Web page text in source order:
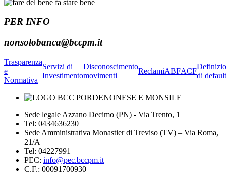
PER INFO
nonsolobanca@bccpm.it
Trasparenza
e
Normativa
Servizi di
Investimento
Disconoscimento
movimenti
ReclamiABFACF
di default
Sede legale Azzano Decimo (PN) - Via Trento, 1
Tel: 0434636230
Sede Amministrativa Monastier di Treviso (TV) – Via Roma,
21/A
Tel: 04227991
PEC: info@pec.bccpm.it
C.F.: 00091700930